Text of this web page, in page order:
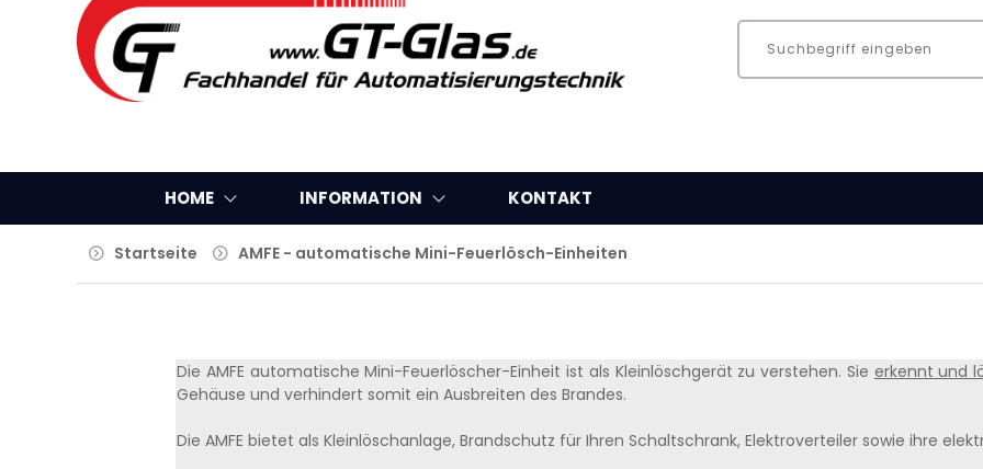
HOME INFORMATION KONTAKT
Startseite AMFE - automatische Mini-Feuerlösch-Einheiten
Die AMFE automatische Mini-Feuerlöscher-Einheit ist als Kleinlöschgerät zu verstehen. Sie erkennt und
Gehäuse und verhindert somit ein Ausbreiten des Brandes.
Die AMFE bietet als Kleinlöschanlage, Brandschutz für Ihren Schaltschrank, Elektroverteiler sowie ihre